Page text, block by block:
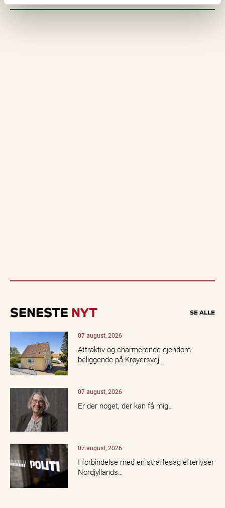
SENESTE NYT SE ALLE
07 august, 2026
Attraktiv og charmerende ejendom
beliggende på Krøyersvej…
07 august, 2026
Er der noget, der kan få mig…
07 august, 2026
I forbindelse med en straffesag efterlyser
Nordjyllands…